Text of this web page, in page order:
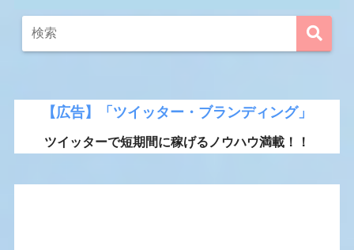
【広告】「ツイッター・ブランディング」
ツイッターで短期間に稼げるノウハウ満載！！